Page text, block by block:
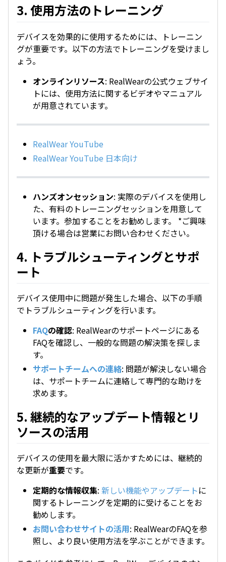
3. 使用方法のトレーニング
デバイスを効果的に使用するためには、トレーニン
グが重要です。以下の方法でトレーニングを受けまし
ょう。
オンラインリソース: RealWearの公式ウェブサイ
トには、使用方法に関するビデオやマニュアル
が用意されています。
RealWear YouTube
RealWear YouTube 日本向け
ハンズオンセッション: 実際のデバイスを使用し
た、有料のトレーニングセッションを用意して
います。参加することをお勧めします。 *ご興味
頂ける場合は営業にお問い合わせください。
4. トラブルシューティングとサポ
ート
デバイス使用中に問題が発生した場合、以下の手順
でトラブルシューティングを行います。
FAQの確認: RealWearのサポートページにある
FAQを確認し、一般的な問題の解決策を探しま
す。
サポートチームへの連絡: 問題が解決しない場合
は、サポートチームに連絡して専門的な助けを
求めます。
5. 継続的なアップデート情報とリ
ソースの活用
デバイスの使用を最大限に活かすためには、継続的
な更新が重要です。
定期的な情報収集: 新しい機能やアップデートに
関するトレーニングを定期的に受けることをお
勧めします。
お問い合わせサイトの活用: RealWearのFAQを参
照し、より良い使用方法を学ぶことができます。